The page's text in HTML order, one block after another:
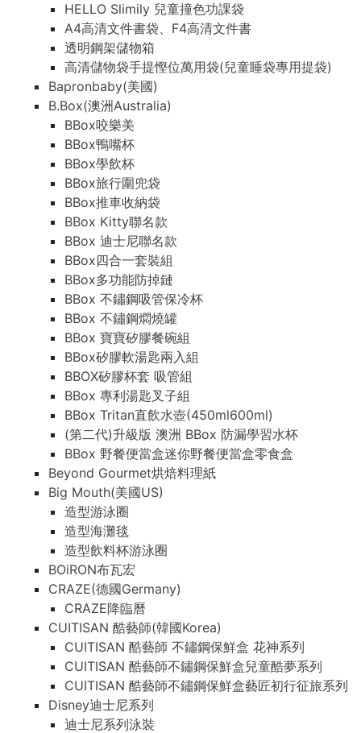
HELLO Slimily 兒童撞色功課袋
A4高清文件書袋、F4高清文件書
透明鋼架儲物箱
高清儲物袋手提慳位萬用袋(兒童睡袋專用提袋)
Bapronbaby(美國)
B.Box(澳洲Australia)
BBox咬樂美
BBox鴨嘴杯
BBox學飲杯
BBox旅行圍兜袋
BBox推車收納袋
BBox Kitty聯名款
BBox 迪士尼聯名款
BBox四合一套裝組
BBox多功能防掉鏈
BBox 不鏽鋼吸管保冷杯
BBox 不鏽鋼燜燒罐
BBox 寶寶矽膠餐碗組
BBox矽膠軟湯匙兩入組
BBOX矽膠杯套 吸管組
BBox 專利湯匙叉子組
BBox Tritan直飲水壺(450ml600ml)
(第二代)升級版 澳洲 BBox 防漏學習水杯
BBox 野餐便當盒迷你野餐便當盒零食盒
Beyond Gourmet烘焙料理紙
Big Mouth(美國US)
造型游泳圈
造型海灘毯
造型飲料杯游泳圈
BOiRON布瓦宏
CRAZE(德國Germany)
CRAZE降臨曆
CUITISAN 酷藝師(韓國Korea)
CUITISAN 酷藝師 不鏽鋼保鮮盒 花神系列
CUITISAN 酷藝師不鏽鋼保鮮盒兒童酷夢系列
CUITISAN 酷藝師不鏽鋼保鮮盒藝匠初行征旅系列
Disney迪士尼系列
迪士尼系列泳裝